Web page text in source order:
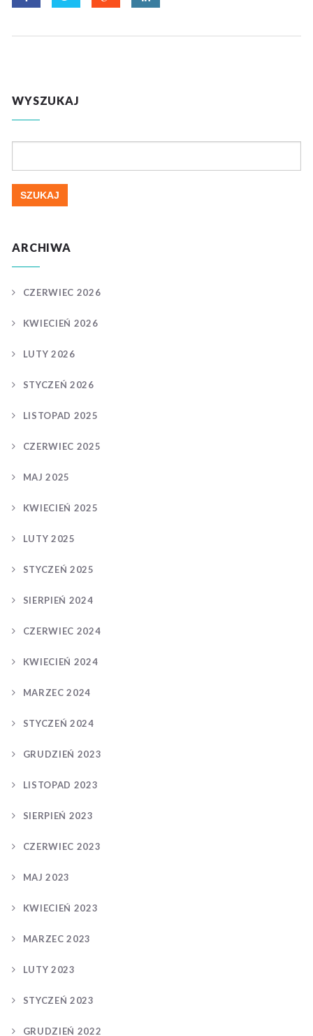
WYSZUKAJ
ARCHIWA
CZERWIEC 2026
KWIECIEŃ 2026
LUTY 2026
STYCZEŃ 2026
LISTOPAD 2025
CZERWIEC 2025
MAJ 2025
KWIECIEŃ 2025
LUTY 2025
STYCZEŃ 2025
SIERPIEŃ 2024
CZERWIEC 2024
KWIECIEŃ 2024
MARZEC 2024
STYCZEŃ 2024
GRUDZIEŃ 2023
LISTOPAD 2023
SIERPIEŃ 2023
CZERWIEC 2023
MAJ 2023
KWIECIEŃ 2023
MARZEC 2023
LUTY 2023
STYCZEŃ 2023
GRUDZIEŃ 2022